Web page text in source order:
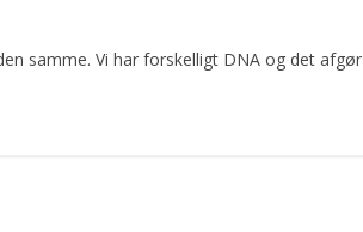
samme. Vi har forskelligt DNA og det afgør